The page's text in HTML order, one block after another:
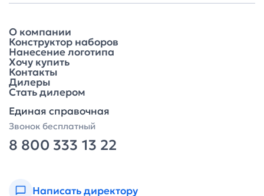
О компании
Конструктор наборов
Нанесение логотипа
Хочу купить
Контакты
Дилеры
Стать дилером
Единая справочная
Звонок бесплатный
8 800 333 13 22
Написать директору